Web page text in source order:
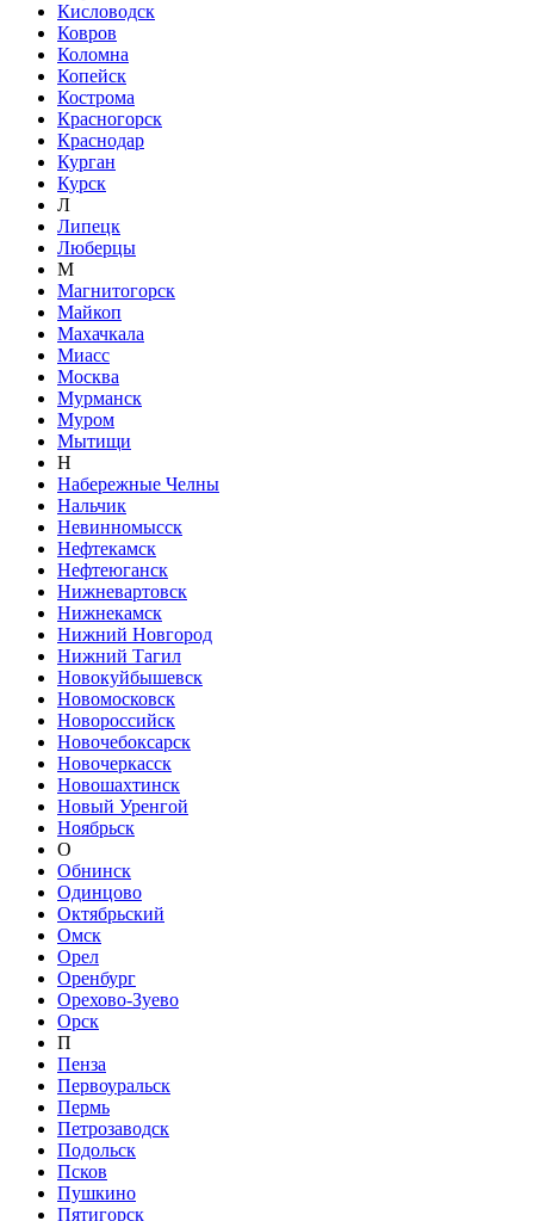
Кисловодск
Ковров
Коломна
Копейск
Кострома
Красногорск
Краснодар
Курган
Курск
Л
Липецк
Люберцы
М
Магнитогорск
Майкоп
Махачкала
Миасс
Москва
Мурманск
Муром
Мытищи
Н
Набережные Челны
Нальчик
Невинномысск
Нефтекамск
Нефтеюганск
Нижневартовск
Нижнекамск
Нижний Новгород
Нижний Тагил
Новокуйбышевск
Новомосковск
Новороссийск
Новочебоксарск
Новочеркасск
Новошахтинск
Новый Уренгой
Ноябрьск
О
Обнинск
Одинцово
Октябрьский
Омск
Орел
Оренбург
Орехово-Зуево
Орск
П
Пенза
Первоуральск
Пермь
Петрозаводск
Подольск
Псков
Пушкино
Пятигорск